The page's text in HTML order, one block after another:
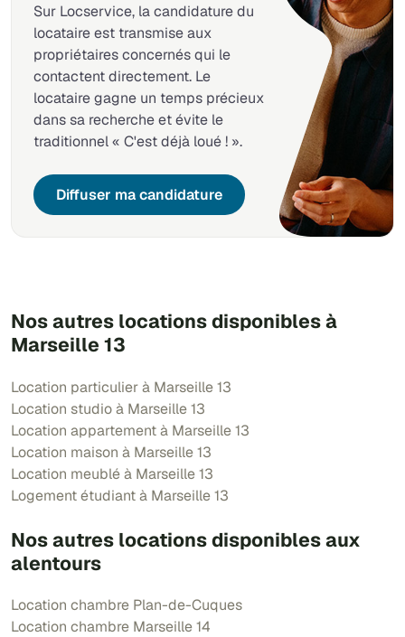
Sur Locservice, la candidature du
locataire est transmise aux
propriétaires concernés qui le
contactent directement. Le
locataire gagne un temps précieux
dans sa recherche et évite le
traditionnel « C'est déjà loué ! ».
Diffuser ma candidature
Nos autres locations disponibles à
Marseille 13
Location particulier à Marseille 13
Location studio à Marseille 13
Location appartement à Marseille 13
Location maison à Marseille 13
Location meublé à Marseille 13
Logement étudiant à Marseille 13
Nos autres locations disponibles aux
alentours
Location chambre Plan-de-Cuques
Location chambre Marseille 14